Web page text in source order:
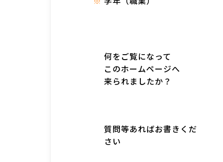
何をご覧になって
このホームページへ
来られましたか？
質問等あればお書きくだ
さい